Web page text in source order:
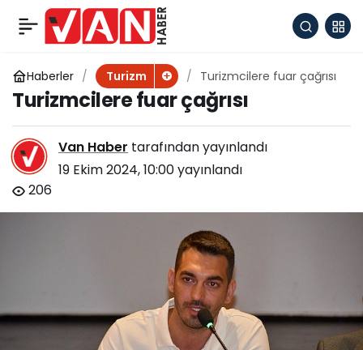
Haberler Turizm Turizmcilere fuar çağrısı
Turizmcilere fuar çağrısı
Van Haber tarafından yayınlandı
19 Ekim 2024, 10:00yayınlandı
206
Kış turizmi
hareketlenmeye
başladı
Paylaş